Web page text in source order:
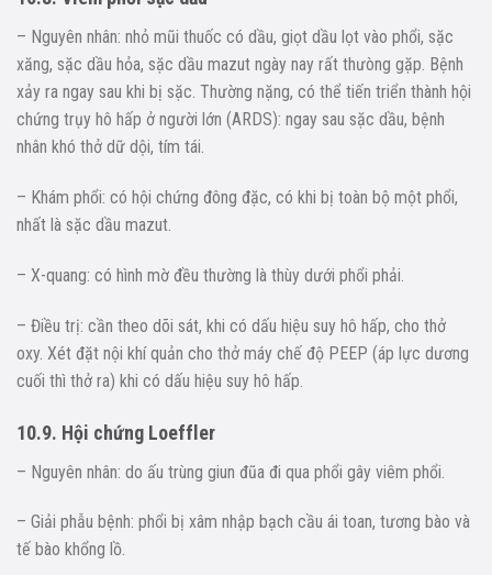
– Nguyên nhân: nhỏ mũi thuốc có dầu, giọt dầu lọt vào phổi, sặc
xăng, sặc dầu hỏa, sặc dầu mazut ngày nay rất thưòng gặp. Bệnh
xảy ra ngay sau khi bị sặc. Thường nặng, có thể tiến triển thành hội
chứng trụy hô hấp ở người lớn (ARDS): ngay sau sặc dầu, bệnh
nhân khó thở dữ dội, tím tái.
– Khám phổi: có hội chứng đông đặc, có khi bị toàn bộ một phổi,
nhất là sặc dầu mazut.
– X-quang: có hình mờ đều thường là thùy dưới phổi phải.
– Điều trị: cần theo dõi sát, khi có dấu hiệu suy hô hấp, cho thở
oxy. Xét đặt nội khí quản cho thở máy chế độ PEEP (áp lực dương
cuối thì thở ra) khi có dấu hiệu suy hô hấp.
10.9. Hội chứng Loeffler
– Nguyên nhân: do ấu trùng giun đũa đi qua phổi gây viêm phổi.
– Giải phẫu bệnh: phổi bị xâm nhập bạch cầu ái toan, tương bào và
tế bào khổng lồ.